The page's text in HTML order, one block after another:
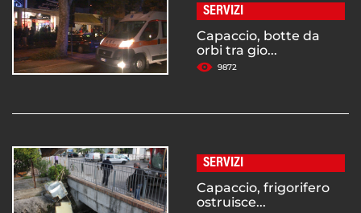
SERVIZI
Capaccio, botte da
orbi tra gio...
9872
SERVIZI
Capaccio, frigorifero
ostruisce...